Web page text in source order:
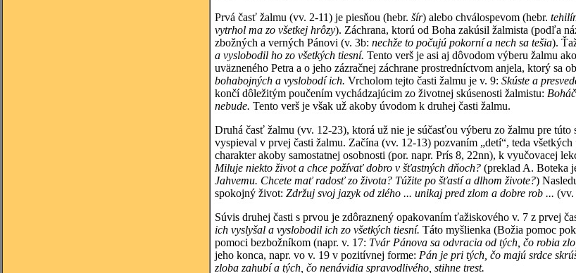
Prvá časť žalmu (vv. 2-11) je piesňou (hebr. šír) alebo chválospevom (hebr.
vytrhol ma zo všetkej hrôzy). Záchrana, ktorú od Boha zakúsil žalmista (podľa
zbožných a verných Pánovi (v. 3b: nechže to počujú pokorní a nech sa tešia).
a vyslobodil ho zo všetkých tiesní. Tento verš je asi aj dôvodom výberu žalmu
uväzneného Petra a o jeho zázračnej záchrane prostredníctvom anjela, ktorý sa
bohabojných a vyslobodí ich. Vrcholom tejto časti žalmu je v. 9: Skúste a
končí dôležitým poučením vychádzajúcim zo životnej skúsenosti žalmistu:
nebude. Tento verš je však už akoby úvodom k druhej časti žalmu.
Druhá časť žalmu (vv. 12-23), ktorá už nie je súčasťou výberu zo žalmu pre
vyspieval v prvej časti žalmu. Začína (vv. 12-13) pozvaním „detí“, teda
charakter akoby samostatnej osobnosti (por. napr. Prís 8, 22nn), k vyučovacej
Miluje niekto život a chce požívať dobro v šťastných dňoch? (preklad A. Boteka
Jahvemu. Chcete mať radosť zo života? Túžite po šťastí a dlhom živote?)
spokojný život: Zdržuj svoj jazyk od zlého ... unikaj pred zlom a dobre rob ... (vv.
Súvis druhej časti s prvou je zdôraznený opakovaním ťažiskového v. 7 z prvej
ich vyslyšal a vyslobodil ich zo všetkých tiesní. Táto myšlienka (Božia pomoc
pomoci bezbožníkom (napr. v. 17: Tvár Pánova sa odvracia od tých, čo robia
jeho konca, napr. vo v. 19 v pozitívnej forme: Pán je pri tých, čo majú srdce
zloba zahubí a tých, čo nenávidia spravodlivého, stihne trest.